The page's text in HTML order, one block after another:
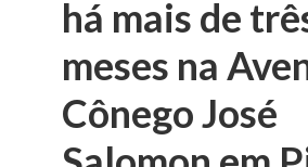
há mais de
meses na
Cônego José